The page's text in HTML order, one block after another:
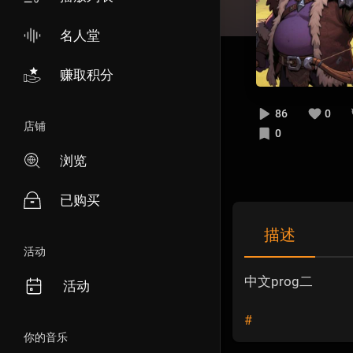
名人堂
赚取积分
店铺
浏览
已购买
活动
活动
你的音乐
86
0
0
描述
中文prog二
#